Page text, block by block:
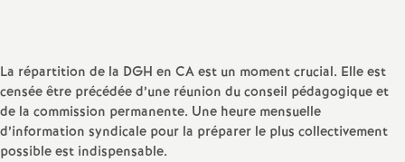
t
i
La répartition de la DGH en CA est un moment crucial. Elle est
censée être précédée d’une réunion du conseil pédagogique et
de la commission permanente. Une heure mensuelle
d’information syndicale pour la préparer le plus collectivement
possible est indispensable.